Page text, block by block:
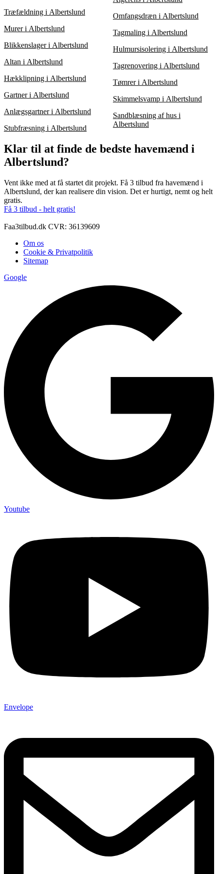
Træfældning i Albertslund
Murer i Albertslund
Blikkenslager i Albertslund
Altan i Albertslund
Hækklipning i Albertslund
Gartner i Albertslund
Anlægsgartner i Albertslund
Stubfræsning i Albertslund
Omfangsdræn i Albertslund
Tagmaling i Albertslund
Hulmursisolering i Albertslund
Tagrenovering i Albertslund
Tømrer i Albertslund
Skimmelsvamp i Albertslund
Sandblæsning af hus i
Albertslund
Klar til at finde de bedste havemænd i
Albertslund?
Vent ikke med at få startet dit projekt. Få 3 tilbud fra havemænd i
Albertslund, der kan realisere din vision. Det er hurtigt, nemt og helt
gratis.
Få 3 tilbud - helt gratis!
Faa3tilbud.dk CVR: 36139609
Om os
Cookie & Privatpolitik
Sitemap
Google
Youtube
Envelope